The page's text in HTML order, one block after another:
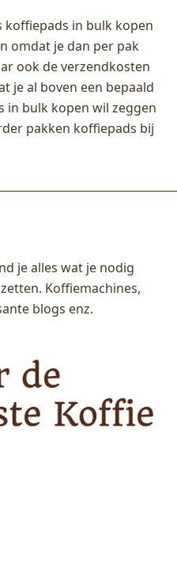
koffiepads in bulk kopen
omdat je dan per pak
ook de verzendkosten
je al boven een bepaald
in bulk kopen wil zeggen
pakken koffiepads bij
je alles wat je nodig
Koffiemachines,
blogs enz.